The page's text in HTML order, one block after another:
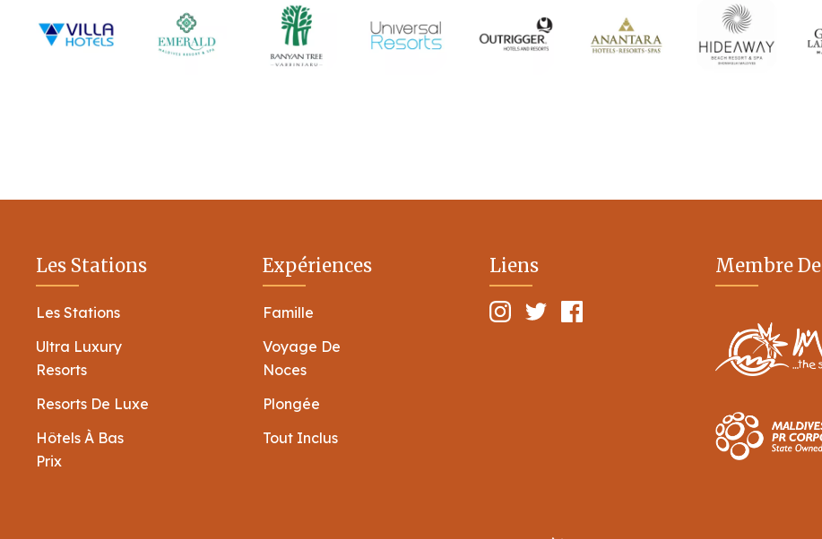
Les Stations
Les Stations
Ultra Luxury
Resorts
Resorts De Luxe
Hôtels À Bas
Prix
Expériences
Famille
Voyage De
Noces
Plongée
Tout Inclus
Liens Membre De